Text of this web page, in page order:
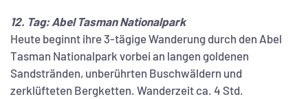
12. Tag: Abel Tasman Nationalpark
Heute beginnt ihre 3-tägige Wanderung durch den Abel
Tasman Nationalpark vorbei an langen goldenen
Sandstränden, unberührten Buschwäldern und
zerklüfteten Bergketten. Wanderzeit ca. 4 Std.